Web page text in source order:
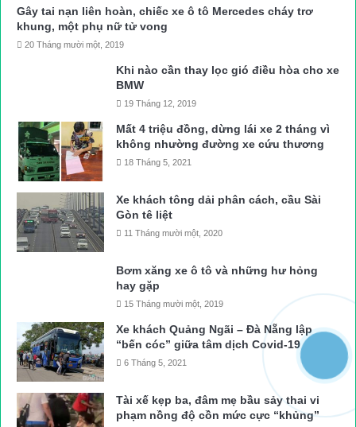
Gây tai nạn liên hoàn, chiếc xe ô tô Mercedes cháy trơ
khung, một phụ nữ tử vong
20 Tháng mười một, 2019
Khi nào cần thay lọc gió điều hòa cho xe
BMW
19 Tháng 12, 2019
Mất 4 triệu đồng, dừng lái xe 2 tháng vì
không nhường đường xe cứu thương
18 Tháng 5, 2021
Xe khách tông dải phân cách, cầu Sài
Gòn tê liệt
11 Tháng mười một, 2020
Bơm xăng xe ô tô và những hư hỏng
hay gặp
15 Tháng mười một, 2019
Xe khách Quảng Ngãi – Đà Nẵng lập
“bến cóc” giữa tâm dịch Covid-19
6 Tháng 5, 2021
Tài xế kẹp ba, đâm mẹ bầu sảy thai vi
phạm nồng độ cồn mức cực “khủng”